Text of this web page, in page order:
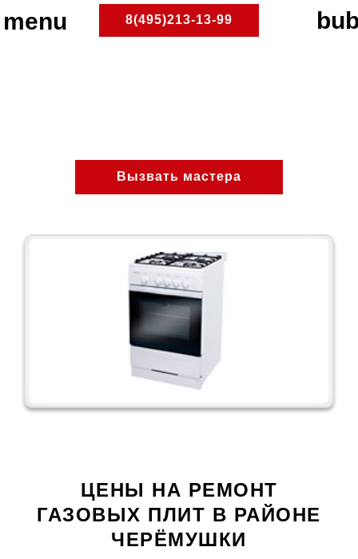
8(495)213-13-99
Вызвать мастера
ЦЕНЫ НА РЕМОНТ
ГАЗОВЫХ ПЛИТ В РАЙОНЕ
ЧЕРЁМУШКИ